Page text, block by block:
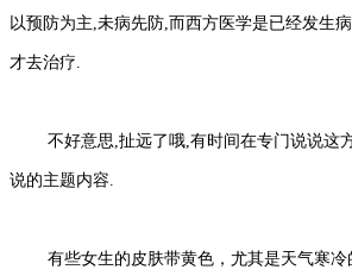
以预防为主,未病先防,而西方医学是已经发生
才去治疗.
不好意思,扯远了哦,有时间在专门说说这
说的主题内容.
有些女生的皮肤带黄色，尤其是天气寒冷